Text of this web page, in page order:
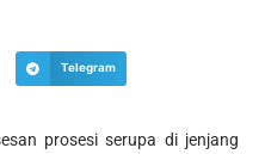
Telegram
prosesi serupa di jenjang